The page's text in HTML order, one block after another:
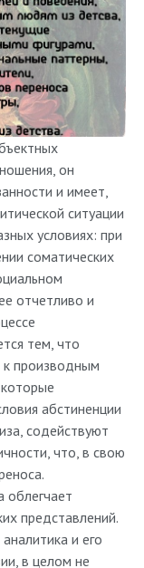
он
и имеет,
ситуации
условиях: при
соматических
отчетливо и
тем, что
к производным
абстиненции
содействуют
что, в свою
облегчает
представлений.
и его
в целом не